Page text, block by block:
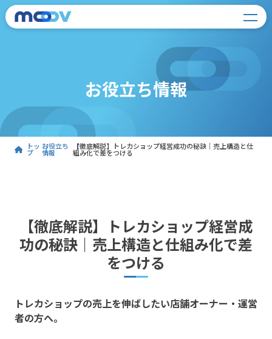
お役立ち情報
トッ
プ
お役立ち
情報
【徹底解説】トレカショップ経営成功の秘訣｜売上構造と仕
組み化で差をつける
【徹底解説】トレカショップ経営成
功の秘訣｜売上構造と仕組み化で差
をつける
トレカショップの売上を伸ばしたい店舗オーナー・運営
者の方へ。